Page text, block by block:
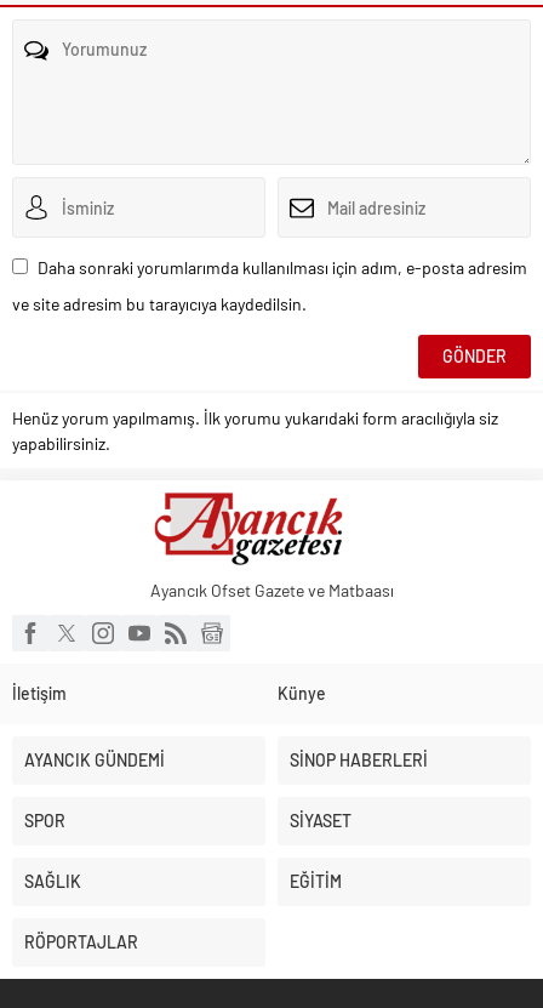
Daha sonraki yorumlarımda kullanılması için adım, e-posta adresim
ve site adresim bu tarayıcıya kaydedilsin.
Henüz yorum yapılmamış. İlk yorumu yukarıdaki form aracılığıyla siz
yapabilirsiniz.
Ayancık Ofset Gazete ve Matbaası
İletişim Künye
AYANCIK GÜNDEMİ SİNOP HABERLERİ
SPOR SİYASET
SAĞLIK EĞİTİM
RÖPORTAJLAR